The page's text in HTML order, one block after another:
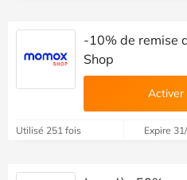
-10% de remise
Shop
Activer
Utilisé 251 fois Expire